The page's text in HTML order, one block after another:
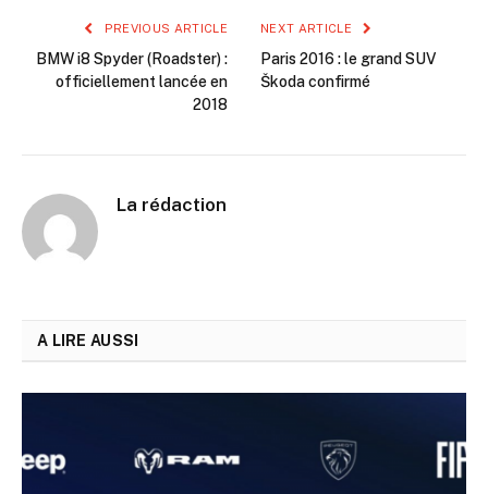
PREVIOUS ARTICLE
BMW i8 Spyder (Roadster) :
officiellement lancée en
2018
NEXT ARTICLE
Paris 2016 : le grand SUV
Škoda confirmé
La rédaction
A LIRE AUSSI